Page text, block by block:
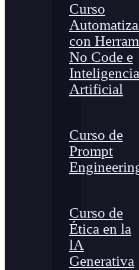
Curso
con
No Code e
Inteligencia
Artificial
Curso de
Prompt
Curso de
Ética en la
lA
Generativa